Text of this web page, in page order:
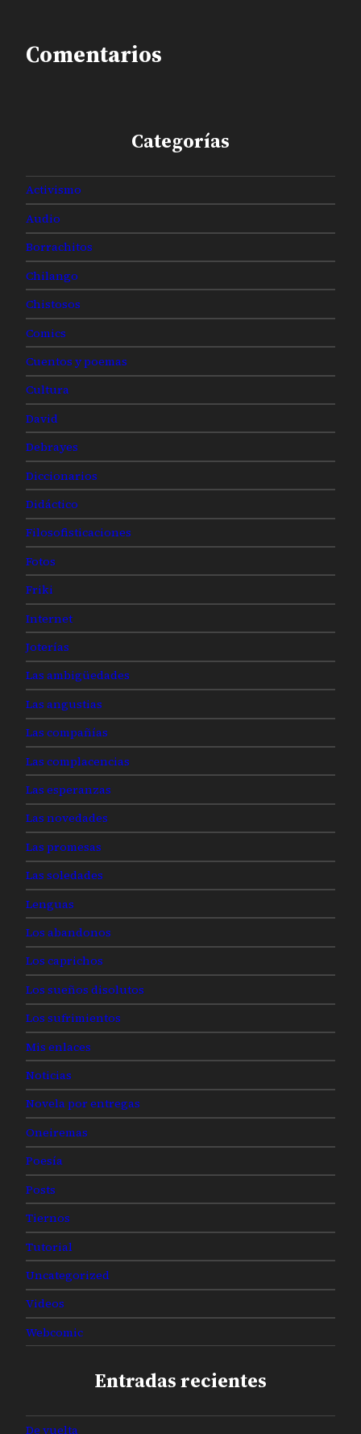
Comentarios
Categorías
Activismo
Audio
Borrachitos
Chilango
Chistosos
Comics
Cuentos y poemas
Cultura
David
Debrayes
Diccionarios
Didáctico
Filosofisticaciones
Fotos
Friki
Internet
Joterías
Las ambigüedades
Las angustias
Las compañías
Las complacencias
Las esperanzas
Las novedades
Las promesas
Las soledades
Lenguas
Los abandonos
Los caprichos
Los sueños disolutos
Los sufrimientos
Mis enlaces
Noticias
Novela por entregas
Oneiremas
Poesía
Posts
Tiernos
Tutorial
Uncategorized
Videos
Webcomic
Entradas recientes
De vuelta